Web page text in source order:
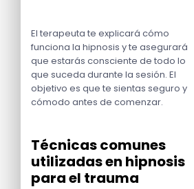
El terapeuta te explicará cómo
funciona la hipnosis y te asegurará
que estarás consciente de todo lo
que suceda durante la sesión. El
objetivo es que te sientas seguro y
cómodo antes de comenzar.
Técnicas comunes
utilizadas en hipnosis
para el trauma